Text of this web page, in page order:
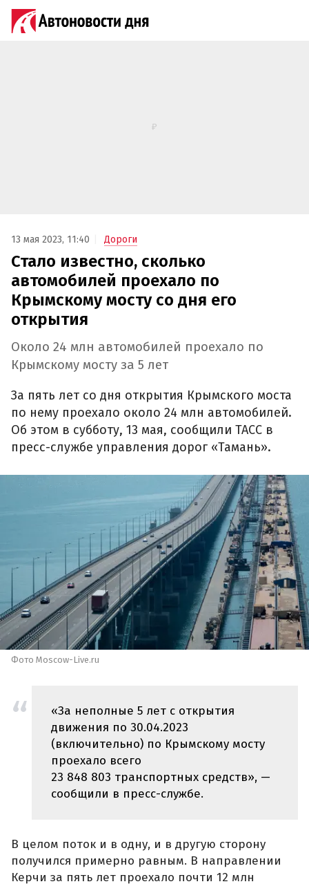
13 мая 2023, 11:40 Дороги
Стало известно, сколько
автомобилей проехало по
Крымскому мосту со дня его
открытия
Около 24 млн автомобилей проехало по
Крымскому мосту за 5 лет
За пять лет со дня открытия Крымского моста
по нему проехало около 24 млн автомобилей.
Об этом в субботу, 13 мая, сообщили ТАСС в
пресс-службе управления дорог «Тамань».
Фото Moscow-Live.ru
«За неполные 5 лет с открытия
движения по 30.04.2023
(включительно) по Крымскому мосту
проехало всего
23 848 803 транспортных средств», —
сообщили в пресс-службе.
В целом поток и в одну, и в другую сторону
получился примерно равным. В направлении
Керчи за пять лет проехало почти 12 млн